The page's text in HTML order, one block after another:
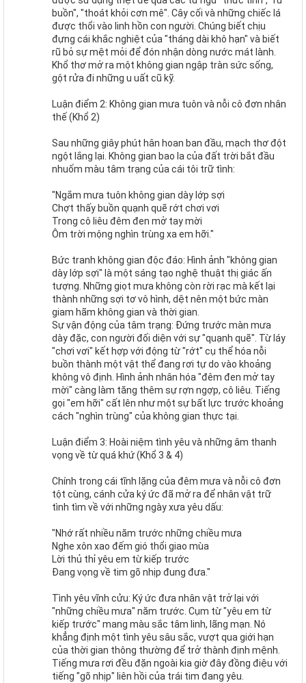
buồn", "thoát khỏi cơn mê". Cây cối và những chiếc lá
được thổi vào linh hồn con người. Chúng biết chịu
đựng cái khắc nghiệt của "tháng dài khô hạn" và biết
rũ bỏ sự mệt mỏi để đón nhận dòng nước mát lành.
Khổ thơ mở ra một không gian ngập tràn sức sống,
gột rửa đi những u uất cũ kỹ.
Luận điểm 2: Không gian mưa tuôn và nỗi cô đơn nhân
thế (Khổ 2)
Sau những giây phút hân hoan ban đầu, mạch thơ đột
ngột lắng lại. Không gian bao la của đất trời bắt đầu
nhuốm màu tâm trạng của cái tôi trữ tình:
"Ngắm mưa tuôn không gian dày lớp sợi
Chợt thấy buồn quạnh quẽ rớt chơi vơi
Trong cô liêu đêm đen mở tay mời
Ôm trời mộng nghìn trùng xa em hỡi."
Bức tranh không gian độc đáo: Hình ảnh "không gian
dày lớp sợi" là một sáng tạo nghệ thuật thị giác ấn
tượng. Những giọt mưa không còn rời rạc mà kết lại
thành những sợi tơ vô hình, dệt nên một bức màn
giam hãm không gian và thời gian.
Sự vận động của tâm trạng: Đứng trước màn mưa
dày đặc, con người đối diện với sự "quạnh quẽ". Từ láy
"chơi vơi" kết hợp với động từ "rớt" cụ thể hóa nỗi
buồn thành một vật thể đang rơi tự do vào khoảng
không vô định. Hình ảnh nhân hóa "đêm đen mở tay
mời" càng làm tăng thêm sự rợn ngợp, cô liêu. Tiếng
gọi "em hỡi" cất lên như một sự bất lực trước khoảng
cách "nghìn trùng" của không gian thực tại.
Luận điểm 3: Hoài niệm tình yêu và những âm thanh
vọng về từ quá khứ (Khổ 3 & 4)
Chính trong cái tĩnh lặng của đêm mưa và nỗi cô đơn
tột cùng, cánh cửa ký ức đã mở ra để nhân vật trữ
tình tìm về với những ngày xưa yêu dấu:
"Nhớ rất nhiều năm trước những chiều mưa
Nghe xôn xao đếm gió thổi giao mùa
Lời thủ thỉ yêu em từ kiếp trước
Đang vọng về tim gõ nhịp đung đưa."
Tình yêu vĩnh cửu: Ký ức đưa nhân vật trở lại với
"những chiều mưa" năm trước. Cụm từ "yêu em từ
kiếp trước" mang màu sắc tâm linh, lãng mạn. Nó
khẳng định một tình yêu sâu sắc, vượt qua giới hạn
của thời gian thông thường để trở thành định mệnh.
Tiếng mưa rơi đều đặn ngoài kia giờ đây đồng điệu với
tiếng "gõ nhịp" liên hồi của trái tim đang yêu.